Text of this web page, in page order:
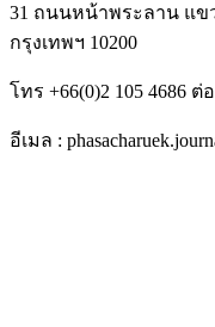
31 ถนนหน้าพระลาน แข
กรุงเทพฯ 10200
โทร +66(0)2 105 4686 ต่
อีเมล :